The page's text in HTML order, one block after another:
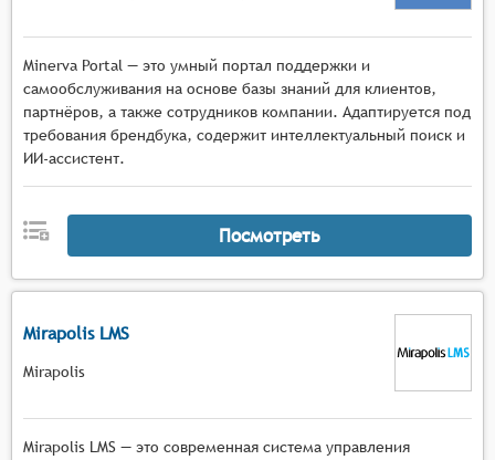
Minerva Portal — это умный портал поддержки и
самообслуживания на основе базы знаний для клиентов,
партнёров, а также сотрудников компании. Адаптируется под
требования брендбука, содержит интеллектуальный поиск и
ИИ-ассистент.
Посмотреть
Mirapolis LMS
Mirapolis
Mirapolis LMS — это современная система управления